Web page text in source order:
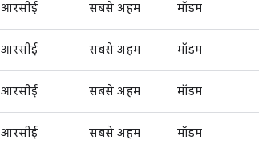
आरसीई सबसे अहम मॉडम
आरसीई सबसे अहम मॉडम
आरसीई सबसे अहम मॉडम
आरसीई सबसे अहम मॉडम